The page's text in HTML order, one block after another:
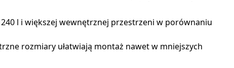
l i większej wewnętrznej przestrzeni w porównaniu
rozmiary ułatwiają montaż nawet w mniejszych